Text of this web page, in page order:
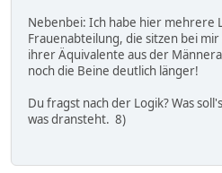
Nebenbei: Ich habe hier mehrere
Frauenabteilung, die sitzen bei
ihrer Äquivalente aus der
noch die Beine deutlich länger!
Du fragst nach der Logik? Was
was dransteht. 8)